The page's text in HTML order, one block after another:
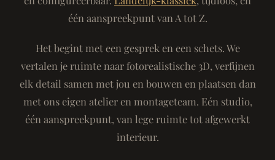
één aanspreekpunt van A tot Z.
Het begint met een gesprek en een schets. We
vertalen je ruimte naar fotorealistische 3D, verfijnen
elk detail samen met jou en bouwen en plaatsen dan
met ons eigen atelier en montageteam. Eén studio,
één aanspreekpunt, van lege ruimte tot afgewerkt
interieur.